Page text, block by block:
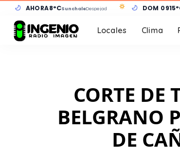
AHORA8°CSunchalesDespejado DOM 09
Locales Clima
CORTE DE
BELGRANO
DE